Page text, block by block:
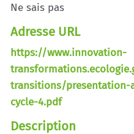
Ne sais pas
Adresse URL
https://www.innovation-
transitions/presentation-
cycle-4.pdf
Description